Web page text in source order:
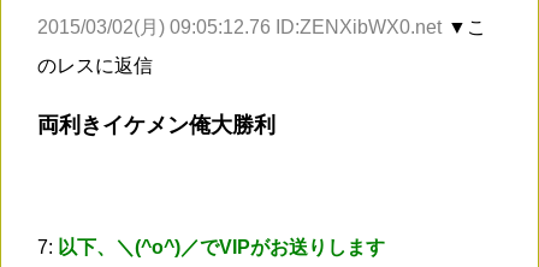
2015/03/02(月) 09:05:12.76 ID:ZENXibWX0.net ▼こ
のレスに返信
両利きイケメン俺大勝利
7: 以下、＼(^o^)／でVIPがお送りします